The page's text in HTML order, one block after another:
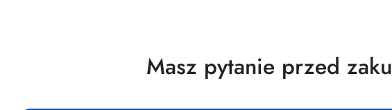
Masz pytanie przed